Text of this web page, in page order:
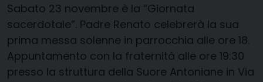
Sabato 23 novembre è la “Giornata
sacerdotale”. Padre Renato celebrerà la sua
prima messa solenne in parrocchia alle ore 18.
Appuntamento con la fraternità alle ore 19:30
presso la struttura della Suore Antoniane in Via